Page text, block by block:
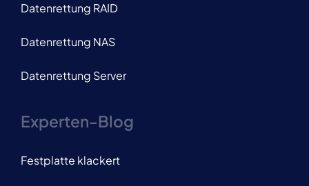
Datenrettung RAID
Datenrettung NAS
Datenrettung Server
Experten-Blog
Festplatte klackert